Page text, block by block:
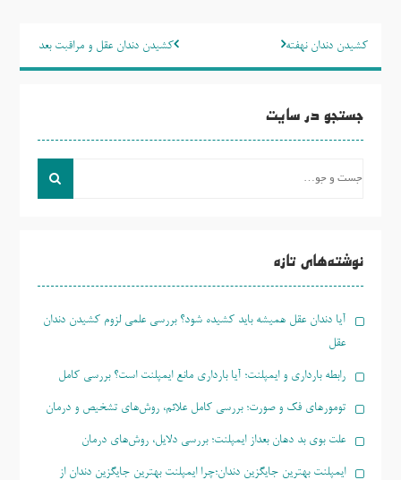
راهبری
نوشته
کشیدن دندان عقل و مراقبت بعد کشیدن دندان نهفته
جستجو در سایت
نوشته‌های تازه
آیا دندان عقل همیشه باید کشیده شود؟ بررسی علمی لزوم کشیدن دندان
عقل
رابطه بارداری و ایمپلنت؛ آیا بارداری مانع ایمپلنت است؟ بررسی کامل
تومورهای فک و صورت؛ بررسی کامل علائم، روش‌های تشخیص و درمان
علت بوی بد دهان بعداز ایمپلنت؛ بررسی دلایل، روش‌های درمان
ایمپلنت بهترین جایگزین دندان؛چرا ایمپلنت بهترین جایگزین دندان از